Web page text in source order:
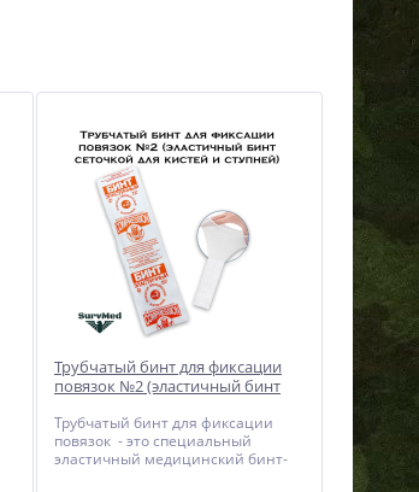
Трубчатый бинт для фиксации
повязок №2 (эластичный бинт
Трубчатый бинт для фиксации
повязок - это специальный
эластичный медицинский бинт-